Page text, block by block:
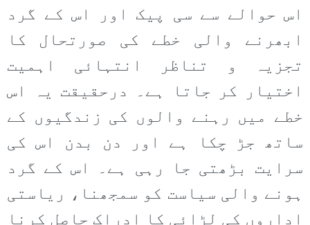
اس حوالے سے سی پیک اور اس کے گرد
ابھرنے والی خطے کی صورتحال کا
تجزیہ و تناظر انتہائی اہمیت
اختیار کر جاتا ہے۔ درحقیقت یہ اس
خطے میں رہنے والوں کی زندگیوں کے
ساتھ جڑ چکا ہے اور دن بدن اس کی
سرایت بڑھتی جا رہی ہے۔ اس کے گرد
ہونے والی سیاست کو سمجھنا، ریاستی